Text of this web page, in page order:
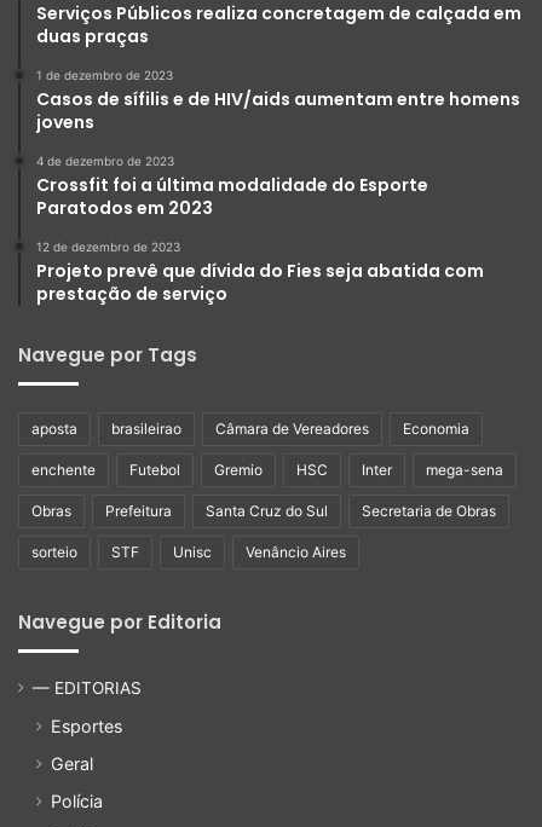
Serviços Públicos realiza concretagem de calçada em
duas praças
1 de dezembro de 2023
Casos de sífilis e de HIV/aids aumentam entre homens
jovens
4 de dezembro de 2023
Crossfit foi a última modalidade do Esporte
Paratodos em 2023
12 de dezembro de 2023
Projeto prevê que dívida do Fies seja abatida com
prestação de serviço
Navegue por Tags
aposta brasileirao Câmara de Vereadores Economia
enchente Futebol Gremio HSC Inter mega-sena
Obras Prefeitura Santa Cruz do Sul Secretaria de Obras
sorteio STF Unisc Venâncio Aires
Navegue por Editoria
— EDITORIAS
Esportes
Geral
Polícia